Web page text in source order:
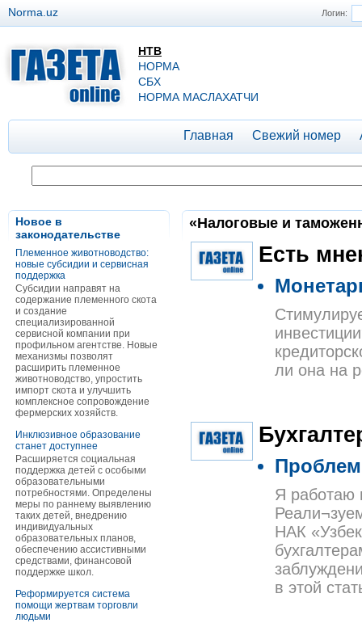
Логин:
Norma.uz
НТВ
НОРМА
СБХ
НОРМА МАСЛАХАТЧИ
Главная Свежий номер
Новое в
законодательстве
Племенное животноводство:
новые субсидии и сервисная
поддержка
Субсидии направят на
содержание племенного скота
и создание
специализированной
сервисной компании при
профильном агентстве. Новые
механизмы позволят
расширить племенное
животноводство, упростить
импорт скота и улучшить
комплексное сопровождение
фермерских хозяйств.
Инклюзивное образование
станет доступнее
Расширяется социальная
поддержка детей с особыми
образовательными
потребностями. Определены
меры по раннему выявлению
таких детей, внедрению
индивидуальных
образовательных планов,
обеспечению ассистивными
средствами, финансовой
поддержке школ.
Реформируется система
помощи жертвам торговли
людьми
«Налоговые и
Есть
ли она на
Я работаю
НАК
в этой